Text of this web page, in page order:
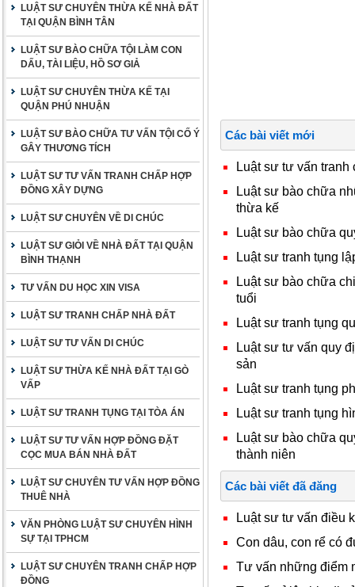
LUẬT SƯ CHUYÊN THỪA KẾ NHÀ ĐẤT
TẠI QUẬN BÌNH TÂN
LUẬT SƯ BÀO CHỮA TỘI LÀM CON
DẤU, TÀI LIỆU, HỒ SƠ GIẢ
LUẬT SƯ CHUYÊN THỪA KẾ TẠI
QUẬN PHÚ NHUẬN
LUẬT SƯ BÀO CHỮA TƯ VẤN TỘI CỐ Ý
GÂY THƯƠNG TÍCH
LUẬT SƯ TƯ VẤN TRANH CHẤP HỢP
ĐỒNG XÂY DỰNG
LUẬT SƯ CHUYÊN VỀ DI CHÚC
LUẬT SƯ GIỎI VỀ NHÀ ĐẤT TẠI QUẬN
BÌNH THẠNH
TƯ VẤN DU HỌC XIN VISA
LUẬT SƯ TRANH CHẤP NHÀ ĐẤT
LUẬT SƯ TƯ VẤN DI CHÚC
LUẬT SƯ THỪA KẾ NHÀ ĐẤT TẠI GÒ
VẤP
LUẬT SƯ TRANH TỤNG TẠI TÒA ÁN
LUẬT SƯ TƯ VẤN HỢP ĐỒNG ĐẶT
CỌC MUA BÁN NHÀ ĐẤT
LUẬT SƯ CHUYÊN TƯ VẤN HỢP ĐỒNG
THUÊ NHÀ
VĂN PHÒNG LUẬT SƯ CHUYÊN HÌNH
SỰ TẠI TPHCM
LUẬT SƯ CHUYÊN TRANH CHẤP HỢP
ĐỒNG
Các bài viết mới
Luật sư tư vấn
Luật sư bào chữa
thừa kế
Luật sư bào chữa
Luật sư tranh tụng
Luật sư bào chữa
tuổi
Luật sư tranh tụng
Luật sư tư vấn quy
sản
Luật sư tranh tụng
Luật sư tranh tụng
Luật sư bào chữa
thành niên
Các bài viết đã đăng
Luật sư tư vấn điều
Con dâu, con rể có
Tư vấn những điểm